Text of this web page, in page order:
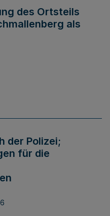
des Ortsteils
als
der Polizei;
für die